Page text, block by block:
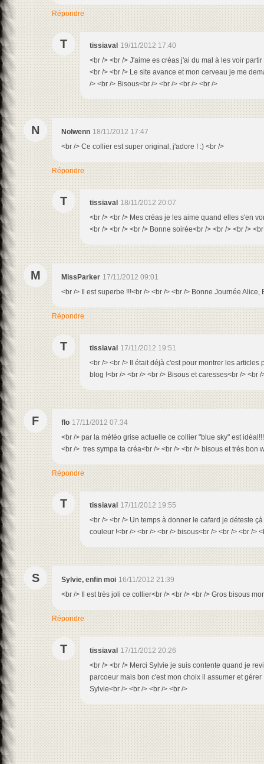
Répondre
T tissiaval 19/11/2012 17:40
<br /> <br /> J'aime es créas j'ai du mal à les voir
<br /> <br /> Le site avance et mon cerveau je me
/> <br /> Bisous<br /> <br /> <br /> <br />
N Nolwenn 18/11/2012 17:47
<br /> Ce collier est super original, j'adore ! :) <br />
Répondre
T tissiaval 18/11/2012 20:07
<br /> <br /> Mes créas je les aime quand elles s'en
<br /> <br /> <br /> Bonne soirée<br /> <br /> <br />
M MissParker 17/11/2012 09:01
<br /> Il est superbe !!!<br /> <br /> <br /> Bonne Journée Alice,
Répondre
T tissiaval 17/11/2012 19:51
<br /> <br /> Il était déjà c'est pour montrer les articles
blog !<br /> <br /> <br /> Bisous et caresses<br /> <br /
F flo 17/11/2012 07:34
<br /> par la météo grise actuelle ce collier "blue sky" est
<br /> tres sympa ta créa<br /> <br /> <br /> bisous et trés bon
Répondre
T tissiaval 17/11/2012 19:55
<br /> <br /> Un temps à donner le cafard je déteste
couleur !<br /> <br /> <br /> bisous<br /> <br /> <br />
S Sylvie, enfin moi 16/11/2012 21:39
<br /> Il est très joli ce collier<br /> <br /> <br /> Gros bisous
Répondre
T tissiaval 17/11/2012 20:26
<br /> <br /> Merci Sylvie je suis contente quand je
parcoeur mais bon c'est mon choix il assumer et gérer
Sylvie<br /> <br /> <br /> <br />